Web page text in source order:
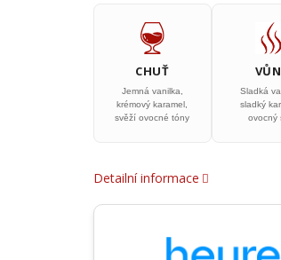
CHUŤ
Jemná vanilka,
krémový karamel,
svěží ovocné tóny
Sladká
sladký
ovocný
Detailní informace